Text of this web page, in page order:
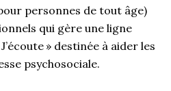
personnes de tout âge)
qui gère une ligne
» destinée à aider les
psychosociale.